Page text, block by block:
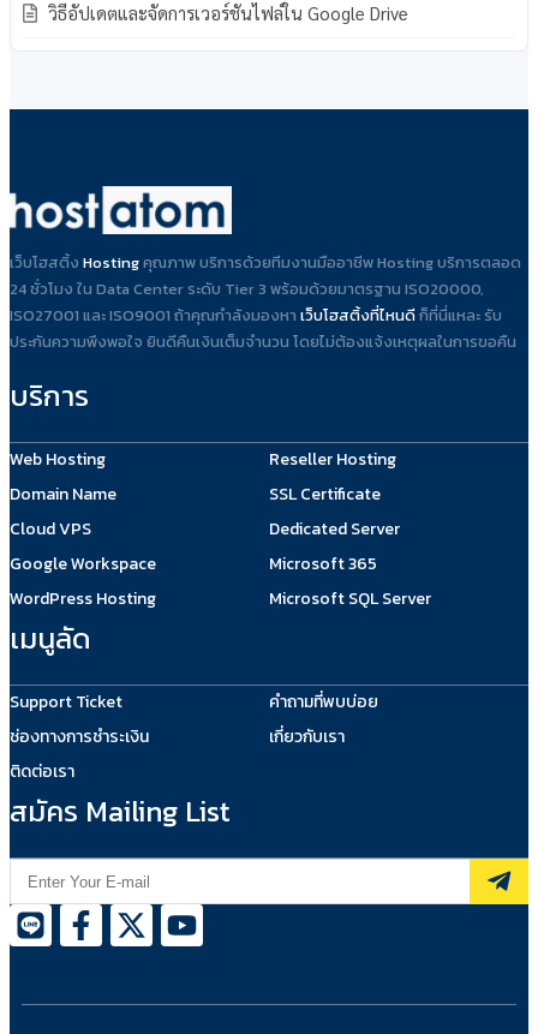
วิธีอัปเดตและจัดการเวอร์ชันไฟล์ใน Google Drive
เว็บโฮสติ้ง Hostingคุณภาพ บริการด้วยทีมงานมืออาชีพ Hosting บริการตลอด
24 ชั่วโมง ใน Data Center ระดับ Tier 3 พร้อมด้วยมาตรฐาน ISO20000,
ISO27001 และ ISO9001 ถ้าคุณกำลังมองหา เว็บโฮสติ้งที่ไหนดีก็ที่นี่แหละ รับ
ประกันความพึงพอใจ ยินดีคืนเงินเต็มจำนวน โดยไม่ต้องแจ้งเหตุผลในการขอคืน
บริการ
Web Hosting
Domain Name
Cloud VPS
Google Workspace
WordPress Hosting
Reseller Hosting
SSL Certificate
Dedicated Server
Microsoft 365
Microsoft SQL Server
เมนูลัด
Support Ticket
ช่องทางการชำระเงิน
ติดต่อเรา
คำถามที่พบบ่อย
เกี่ยวกับเรา
สมัคร Mailing List